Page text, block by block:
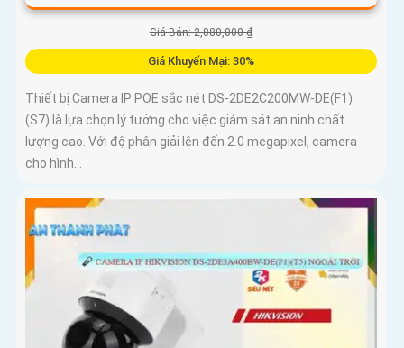
Giá Bán: 2,880,000 ₫
Giá Khuyến Mại: 30%
Thiết bị Camera IP POE sắc nét DS-2DE2C200MW-DE(F1)
(S7) là lựa chọn lý tưởng cho việc giám sát an ninh chất
lượng cao. Với độ phân giải lên đến 2.0 megapixel, camera
cho hình...